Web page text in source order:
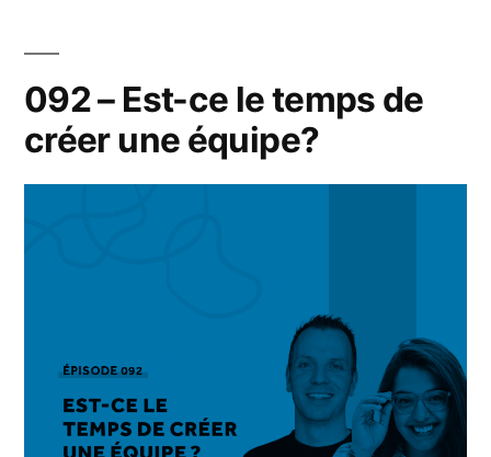
092 – Est-ce le temps de
créer une équipe?